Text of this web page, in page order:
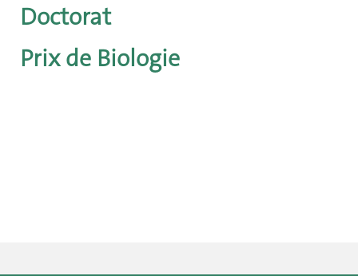
Doctorat
Prix de Biologie